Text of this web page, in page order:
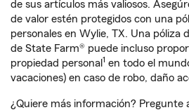
de sus artículos más valiosos.
de valor estén protegidos con una
personales en Wylie, TX. Una póliza
de State Farm® puede incluso
propiedad personal 1 en todo el
vacaciones) en caso de robo, daño
¿Quiere más información? Pregunte